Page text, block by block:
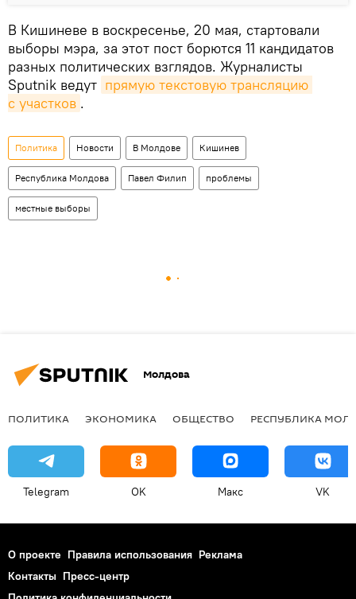
В Кишиневе в воскресенье, 20 мая, стартовали
выборы мэра, за этот пост борются 11 кандидатов
разных политических взглядов. Журналисты
Sputnik ведут прямую текстовую трансляцию
с участков .
Политика Новости В Молдове Кишинев
Республика Молдова Павел Филип проблемы
местные выборы
Молдова
ПОЛИТИКА ЭКОНОМИКА ОБЩЕСТВО РЕСПУБЛИКА
Telegram OK Макс VK
О проекте Правила использования Реклама
Контакты Пресс-центр